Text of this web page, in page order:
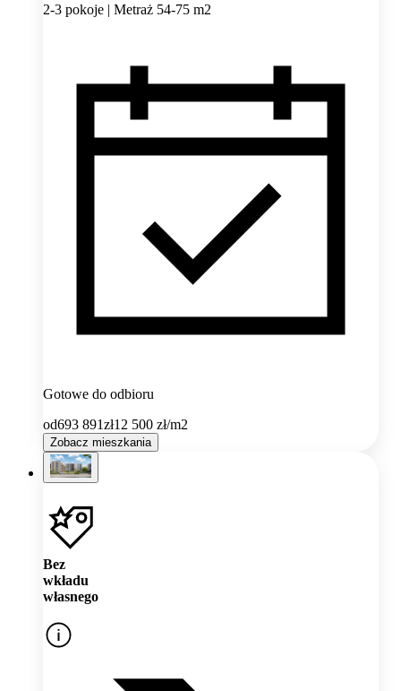
2-3 pokoje | Metraż 54-75 m2
Gotowe do odbioru
od693 891zł12 500 zł/m2
Zobacz mieszkania
Bez
wkładu
własnego